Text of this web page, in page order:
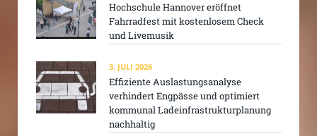
Hochschule Hannover eröffnet
Fahrradfest mit kostenlosem Check
und Livemusik
3. JULI 2026
Effiziente Auslastungsanalyse
verhindert Engpässe und optimiert
kommunal Ladeinfrastrukturplanung
nachhaltig